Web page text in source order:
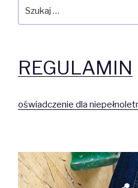
REGULAMIN
oświadczenie dla